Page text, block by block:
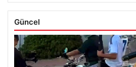
Güncel